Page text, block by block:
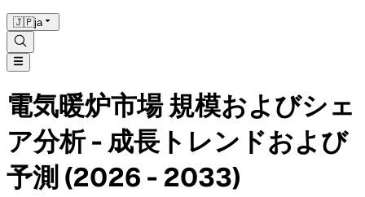
🇯🇵ja
電気暖炉市場 規模およびシェ
ア分析 - 成長トレンドおよび
予測 (2026 - 2033)